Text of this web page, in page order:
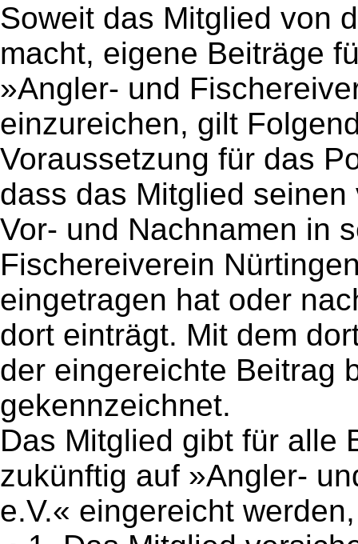
Soweit das Mitglied von
macht, eigene Beiträge
»Angler- und
einzureichen, gilt
Voraussetzung für das
dass das Mitglied
Vor- und Nachnamen in
Fischereiverein
eingetragen hat oder
dort einträgt. Mit dem
der eingereichte Beitrag
gekennzeichnet.
Das Mitglied gibt für alle
zukünftig auf »Angler-
e.V.« eingereicht